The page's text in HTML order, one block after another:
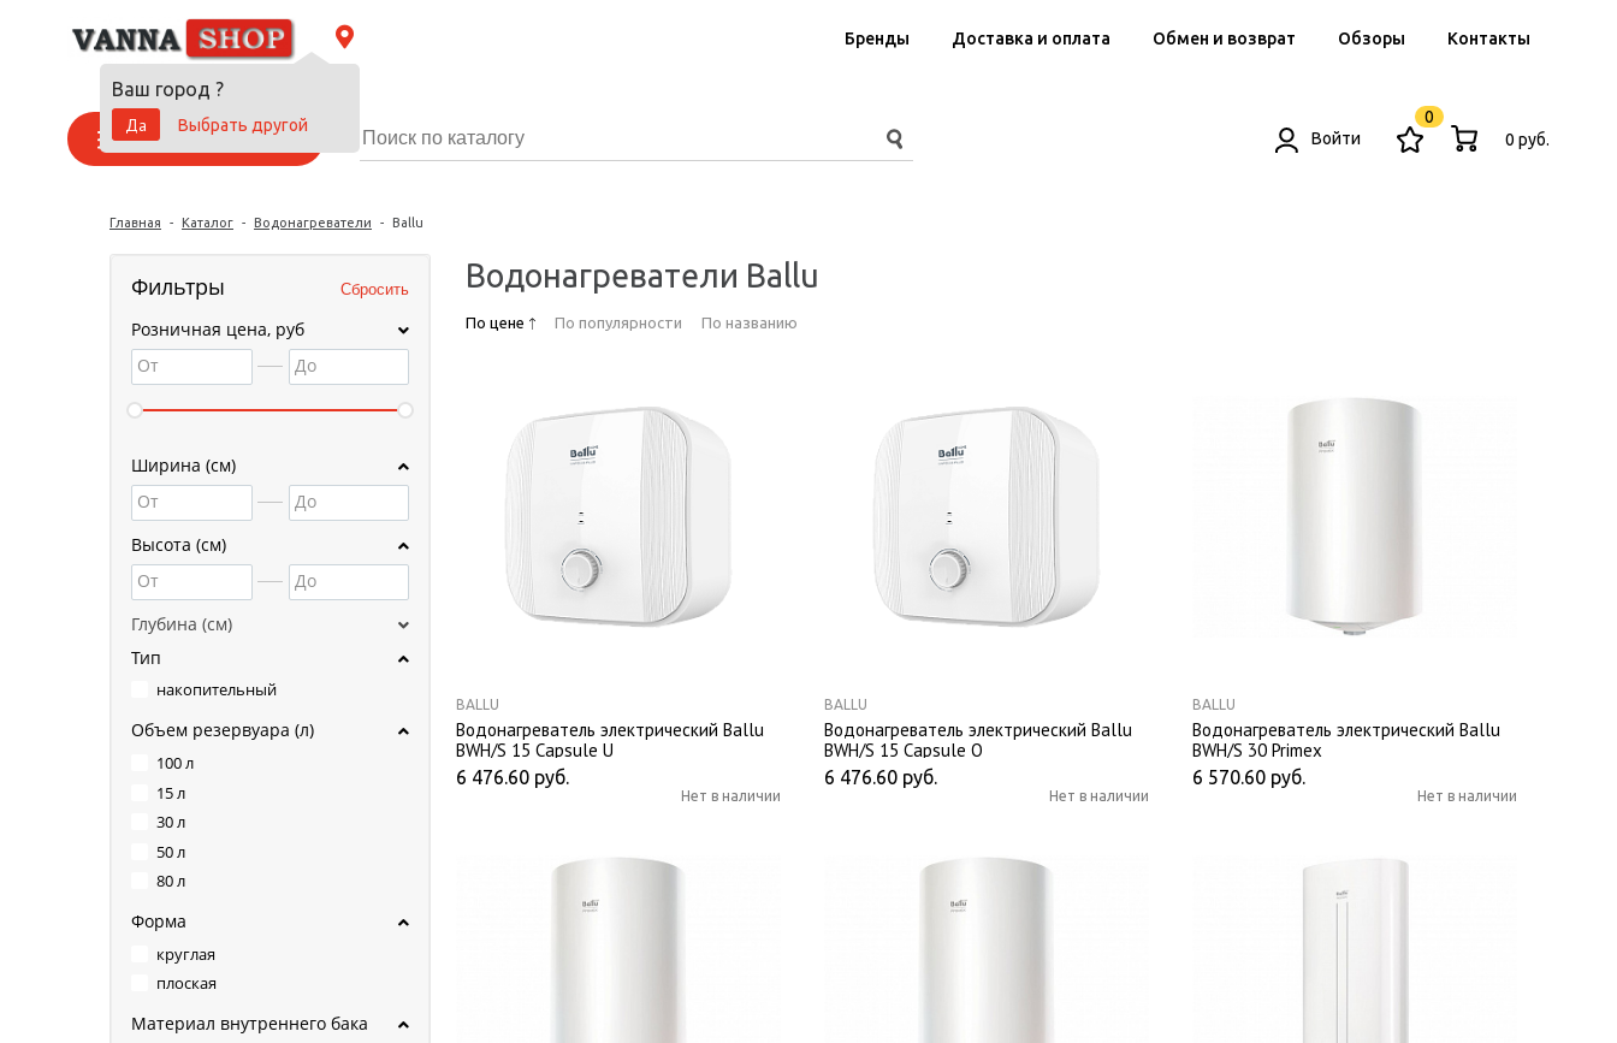
Ваш город ?
Да
Выбрать другой
Бренды Доставка и оплата Обмен и возврат Обзоры Контакты
Каталог товаров Войти
0
0 руб.
Главная - Каталог - Водонагреватели - Ballu
Фильтры
Розничная цена, руб
От
До
Ширина (см)
От
До
Высота (см)
От
До
Глубина (см)
Тип
накопительный
Объем резервуара (л)
100 л
15 л
30 л
50 л
80 л
Форма
круглая
плоская
Материал внутреннего бака
Водонагреватели Ballu
По цене По популярности По названию
BALLU
Водонагреватель электрический Ballu
BWH/S 15 Capsule U
6 476.60 руб.
Нет в наличии
BALLU
Водонагреватель электрический Ballu
BWH/S 15 Capsule O
6 476.60 руб.
Нет в наличии
BALLU
Водонагреватель электрический Ballu
BWH/S 30 Primex
6 570.60 руб.
Нет в наличии